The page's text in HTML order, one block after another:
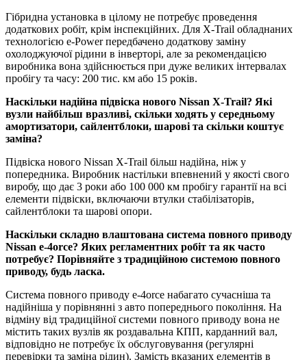
Гібридна установка в цілому не потребує проведення
додаткових робіт, крім інспекційних. Для X-Trail обладнаних
технологією e-Power передбачено додаткову заміну
охолоджуючої рідини в інверторі, але за рекомендацією
виробника вона здійснюється при дуже великих інтервалах
пробігу та часу: 200 тис. км або 15 років.
Наскільки надійна підвіска нового Nissan X-Trail? Які
вузли найбільш вразливі, скільки ходять у середньому
амортизатори, сайлентблоки, шарові та скільки коштує
заміна?
Підвіска нового Nissan X-Trail більш надійна, ніж у
попередника. Виробник настільки впевнений у якості свого
виробу, що дає 3 роки або 100 000 км пробігу гарантії на всі
елементи підвіски, включаючи втулки стабілізаторів,
сайлентблоки та шарові опори.
Наскільки складно влаштована система повного приводу
Nissan e-4orce? Яких регламентних робіт та як часто
потребує? Порівняйте з традиційною системою повного
приводу, будь ласка.
Система повного приводу e-4orce набагато сучасніша та
надійніша у порівнянні з авто попереднього покоління. На
відміну від традиційної системи повного приводу вона не
містить таких вузлів як роздавальна КПП, карданний вал,
відповідно не потребує їх обслуговування (регулярні
перевірки та заміна рідин). Замість вказаних елементів в